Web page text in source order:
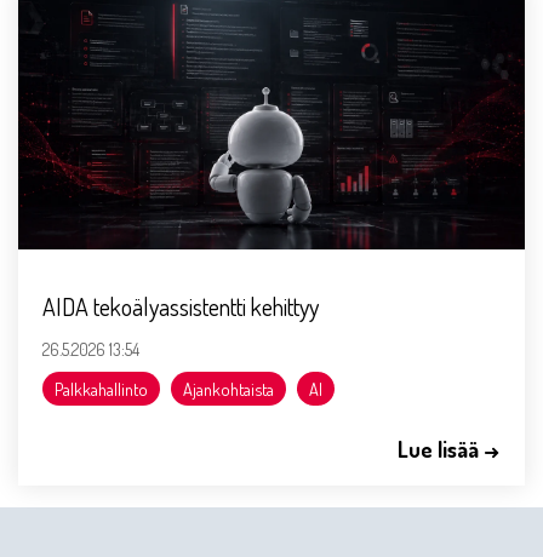
AIDA tekoälyassistentti kehittyy
26.5.2026 13:54
Palkkahallinto Ajankohtaista AI
Lue lisää →